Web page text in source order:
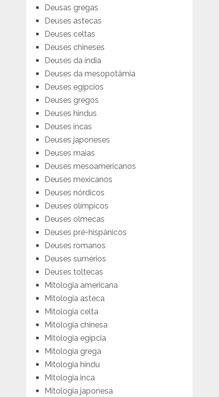
Deusas gregas
Deuses astecas
Deuses celtas
Deuses chineses
Deuses da índia
Deuses da mesopotâmia
Deuses egípcios
Deuses gregos
Deuses hindus
Deuses incas
Deuses japoneses
Deuses maias
Deuses mesoamericanos
Deuses mexicanos
Deuses nórdicos
Deuses olímpicos
Deuses olmecas
Deuses pré-hispânicos
Deuses romanos
Deuses sumérios
Deuses toltecas
Mitologia americana
Mitologia asteca
Mitologia celta
Mitologia chinesa
Mitologia egípcia
Mitologia grega
Mitologia hindu
Mitologia inca
Mitologia japonesa